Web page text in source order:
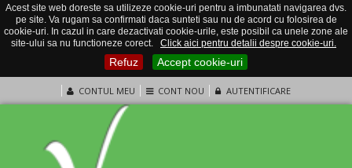
Acest site web doreste sa utilizeze cookie-uri pentru a imbunatati navigarea dvs.
pe site. Va rugam sa confirmati daca sunteti sau nu de acord cu folosirea de
cookie-uri. In cazul in care dezactivati cookie-urile, este posibil ca unele zone ale
site-ului sa nu functioneze corect.
Click aici pentru detalii despre cookie-uri.
Refuz Accept cookie-uri
CONTUL MEU CONT NOU AUTENTIFICARE